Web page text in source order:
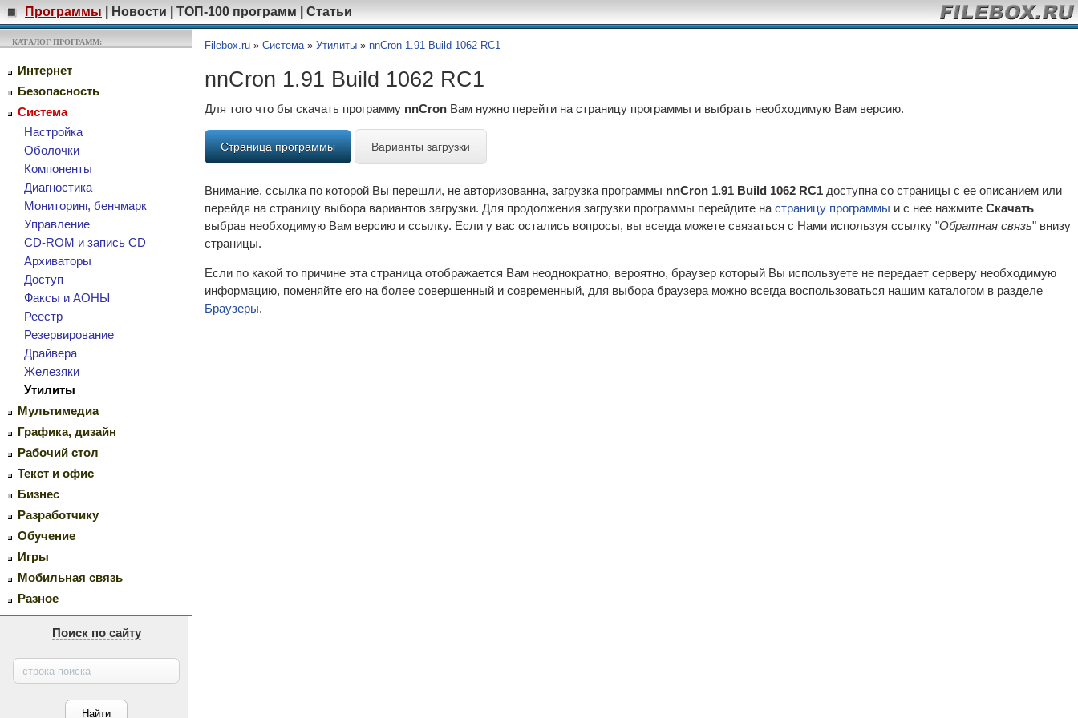
Программы Новости ТОП-100 программ Статьи
КАТАЛОГ ПРОГРАММ:
Интернет
Безопасность
Система
Настройка
Оболочки
Компоненты
Диагностика
Мониторинг, бенчмарк
Управление
CD-ROM и запись CD
Архиваторы
Доступ
Факсы и АОНЫ
Реестр
Резервирование
Драйвера
Железяки
Утилиты
Мультимедиа
Графика, дизайн
Рабочий стол
Текст и офис
Бизнес
Разработчику
Обучение
Игры
Мобильная связь
Разное
Поиск по сайту
Filebox.ru » Система» Утилиты » nnCron 1.91 Build 1062 RC1
nnCron 1.91 Build 1062 RC1
Для того что бы скачать программу nnCron Вам нужно перейти на страницу программы и выбрать необходимую Вам версию.
Страница программы Варианты загрузки
Внимание, ссылка по которой Вы перешли, не авторизованна, загрузка программы nnCron 1.91 Build 1062 RC1 доступна со страницы с ее описанием или
перейдя на страницу выбора вариантов загрузки. Для продолжения загрузки программы перейдите на страницу программы и с нее нажмите Скачать
выбрав необходимую Вам версию и ссылку. Если у вас остались вопросы, вы всегда можете связаться с Нами используя ссылку "Обратная связь" внизу
страницы.
Если по какой то причине эта страница отображается Вам неоднократно, вероятно, браузер который Вы используете не передает серверу необходимую
информацию, поменяйте его на более совершенный и современный, для выбора браузера можно всегда воспользоваться нашим каталогом в разделе
Браузеры.